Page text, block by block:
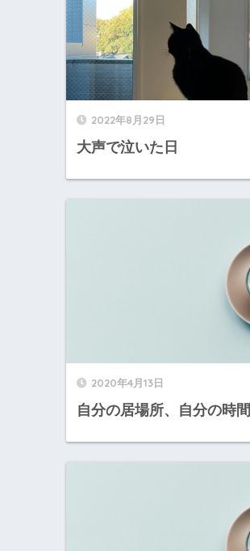
2022年8月29日
大声で泣いた日
2020年4月13日
自分の居場所、自分の時間